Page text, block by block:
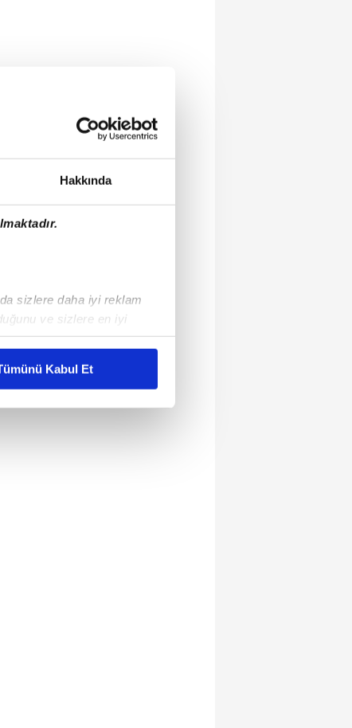
Hakkında
sizlere daha iyi reklam
ve sizlere en iyi
karşılamak
kullanılmaktadır. Bu
sizlere yönelik
detaylı bilgi için Ayarlar
Kabul Et